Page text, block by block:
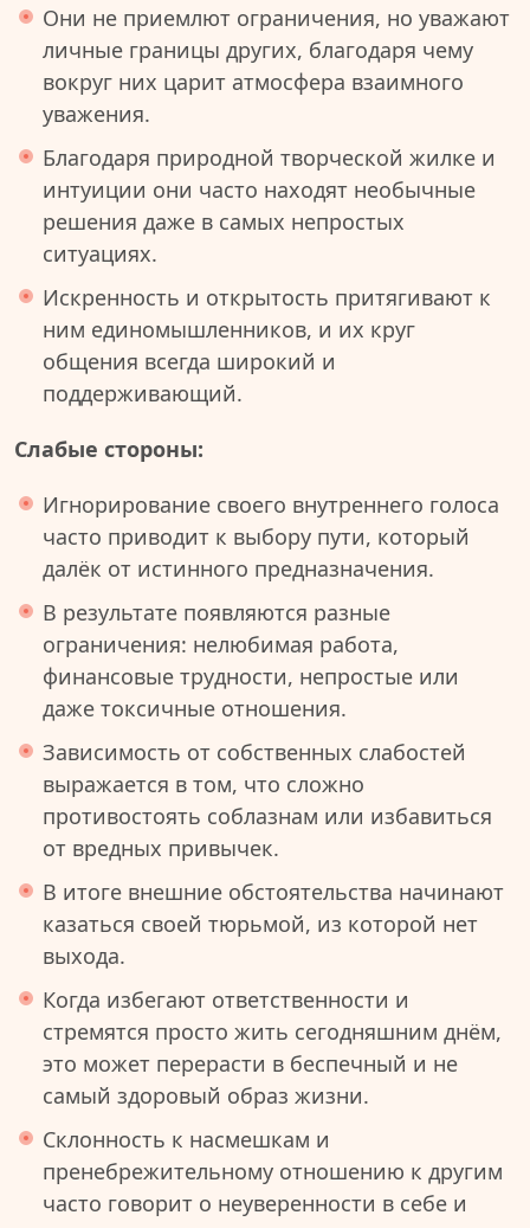
Они не приемлют ограничения, но уважают
личные границы других, благодаря чему
вокруг них царит атмосфера взаимного
уважения.
Благодаря природной творческой жилке и
интуиции они часто находят необычные
решения даже в самых непростых
ситуациях.
Искренность и открытость притягивают к
ним единомышленников, и их круг
общения всегда широкий и
поддерживающий.
Слабые стороны:
Игнорирование своего внутреннего голоса
часто приводит к выбору пути, который
далёк от истинного предназначения.
В результате появляются разные
ограничения: нелюбимая работа,
финансовые трудности, непростые или
даже токсичные отношения.
Зависимость от собственных слабостей
выражается в том, что сложно
противостоять соблазнам или избавиться
от вредных привычек.
В итоге внешние обстоятельства начинают
казаться своей тюрьмой, из которой нет
выхода.
Когда избегают ответственности и
стремятся просто жить сегодняшним днём,
это может перерасти в беспечный и не
самый здоровый образ жизни.
Склонность к насмешкам и
пренебрежительному отношению к другим
часто говорит о неуверенности в себе и